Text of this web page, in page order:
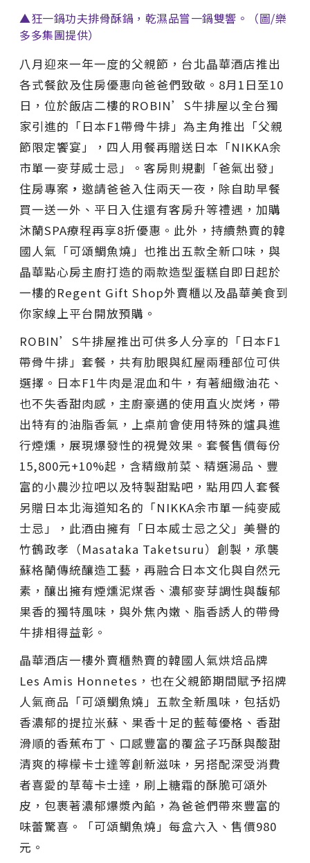
▲狂一鍋功夫排骨酥鍋，乾濕品嘗一鍋雙響。（圖/樂
多多集團提供）
八月迎來一年一度的父親節，台北晶華酒店推出
各式餐飲及住房優惠向爸爸們致敬。8月1日至10
日，位於飯店二樓的ROBIN’S牛排屋以全台獨
家引進的「日本F1帶骨牛排」為主角推出「父親
節限定饗宴」，四人用餐再贈送日本「NIKKA余
市單一麥芽威士忌」。客房則規劃「爸氣出發」
住房專案 ， 邀請爸爸入住兩天一夜，除自助早餐
買一送一外、平日入住還有客房升等禮遇，加購
沐蘭SPA療程再享8折優惠。此外，持續熱賣的韓
國人氣「可頌鯛魚燒」也推出五款全新口味，與
晶華點心房主廚打造的兩款造型蛋糕自即日起於
一樓的Regent Gift Shop外賣櫃以及晶華美食到
你家線上平台開放預購。
ROBIN’S牛排屋推出可供多人分享的「日本F1
帶骨牛排」套餐，共有肋眼與紅屋兩種部位可供
選擇。日本F1牛肉是混血和牛，有著細緻油花、
也不失香甜肉感，主廚豪邁的使用直火炭烤，帶
出特有的油脂香氣，上桌前會使用特殊的爐具進
行煙燻，展現爆發性的視覺效果。套餐售價每份
15,800元+10%起，含精緻前菜、精選湯品、豐
富的小農沙拉吧以及特製甜點吧，點用四人套餐
另贈日本北海道知名的「NIKKA余市單一純麥威
士忌」，此酒由擁有「日本威士忌之父」美譽的
竹鶴政孝（Masataka Taketsuru）創製，承襲
蘇格蘭傳統釀造工藝，再融合日本文化與自然元
素，釀出擁有煙燻泥煤香、濃郁麥芽調性與馥郁
果香的獨特風味，與外焦內嫩、脂香誘人的帶骨
牛排相得益彰。
晶華酒店一樓外賣櫃熱賣的韓國人氣烘焙品牌
Les Amis Honnetes，也在父親節期間賦予招牌
人氣商品「可頌鯛魚燒」五款全新風味，包括奶
香濃郁的提拉米蘇、果香十足的藍莓優格、香甜
滑順的香蕉布丁、口感豐富的覆盆子巧酥與酸甜
清爽的檸檬卡士達等創新滋味，另搭配深受消費
者喜愛的草莓卡士達，刷上糖霜的酥脆可頌外
皮，包裹著濃郁爆漿內餡，為爸爸們帶來豐富的
味蕾驚喜。「可頌鯛魚燒」每盒六入、售價980
元。